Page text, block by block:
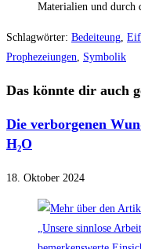
Materialien und durch
Schlagwörter: Bedeiteung,
Prophezeiungen, Symbolik
Das könnte dir auch
Die verborgenen
H₂O
18. Oktober 2024